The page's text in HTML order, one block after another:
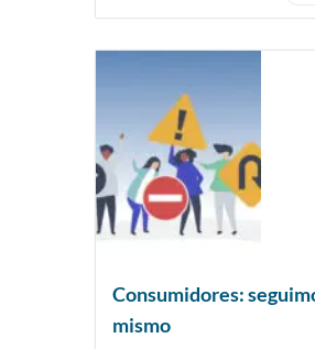
Consumidores:
mismo